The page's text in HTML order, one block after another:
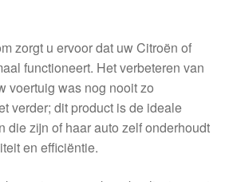
zorgt u ervoor dat uw Citroën of
functioneert. Het verbeteren van
voertuig was nog nooit zo
verder; dit product is de ideale
die zijn of haar auto zelf onderhoudt
en efficiëntie.